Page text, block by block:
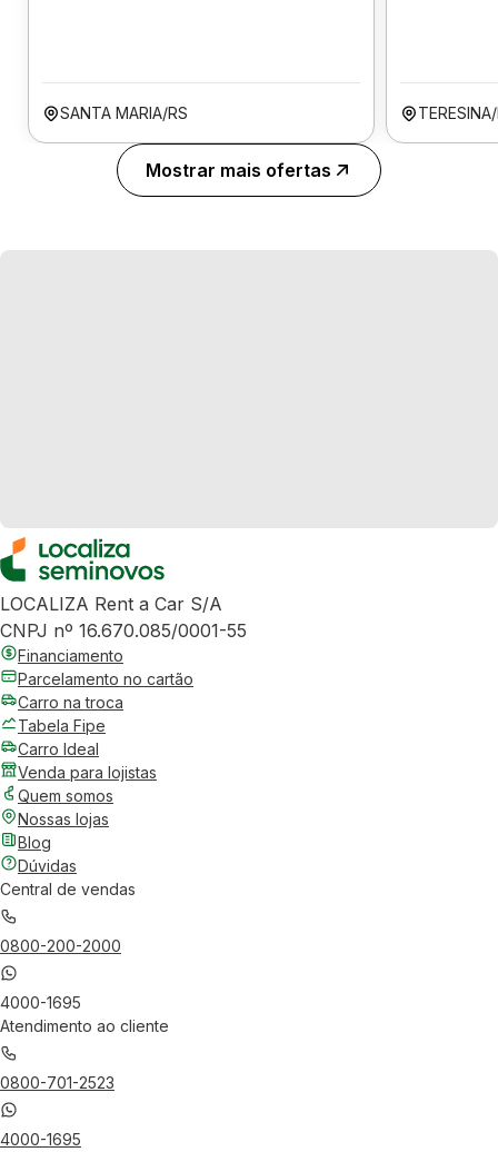
SANTA MARIA/RS
Mostrar mais ofertas
LOCALIZA Rent a Car S/A
CNPJ nº 16.670.085/0001-55
Financiamento
Parcelamento no cartão
Carro na troca
Tabela Fipe
Carro Ideal
Venda para lojistas
Quem somos
Nossas lojas
Blog
Dúvidas
Central de vendas
0800-200-2000
4000-1695
Atendimento ao cliente
0800-701-2523
4000-1695